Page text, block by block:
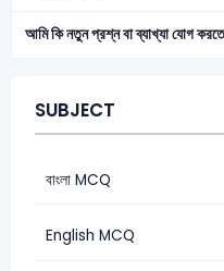
আমি কি নতুন প্রশ্ন বা ব্যাখ্যা যোগ
SUBJECT
বাংলা MCQ
English MCQ